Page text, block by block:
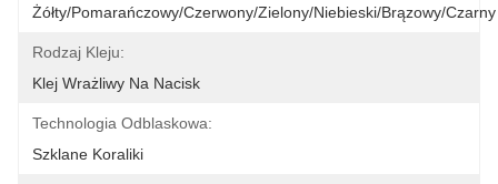
Żółty/pomarańczowy/czerwony/zielony/niebieski/brązowy/czarny
Rodzaj Kleju:
Klej Wrażliwy Na Nacisk
Technologia Odblaskowa:
Szklane Koraliki